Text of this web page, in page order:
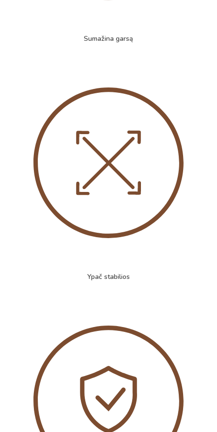
Sumažina garsą
Ypač stabilios